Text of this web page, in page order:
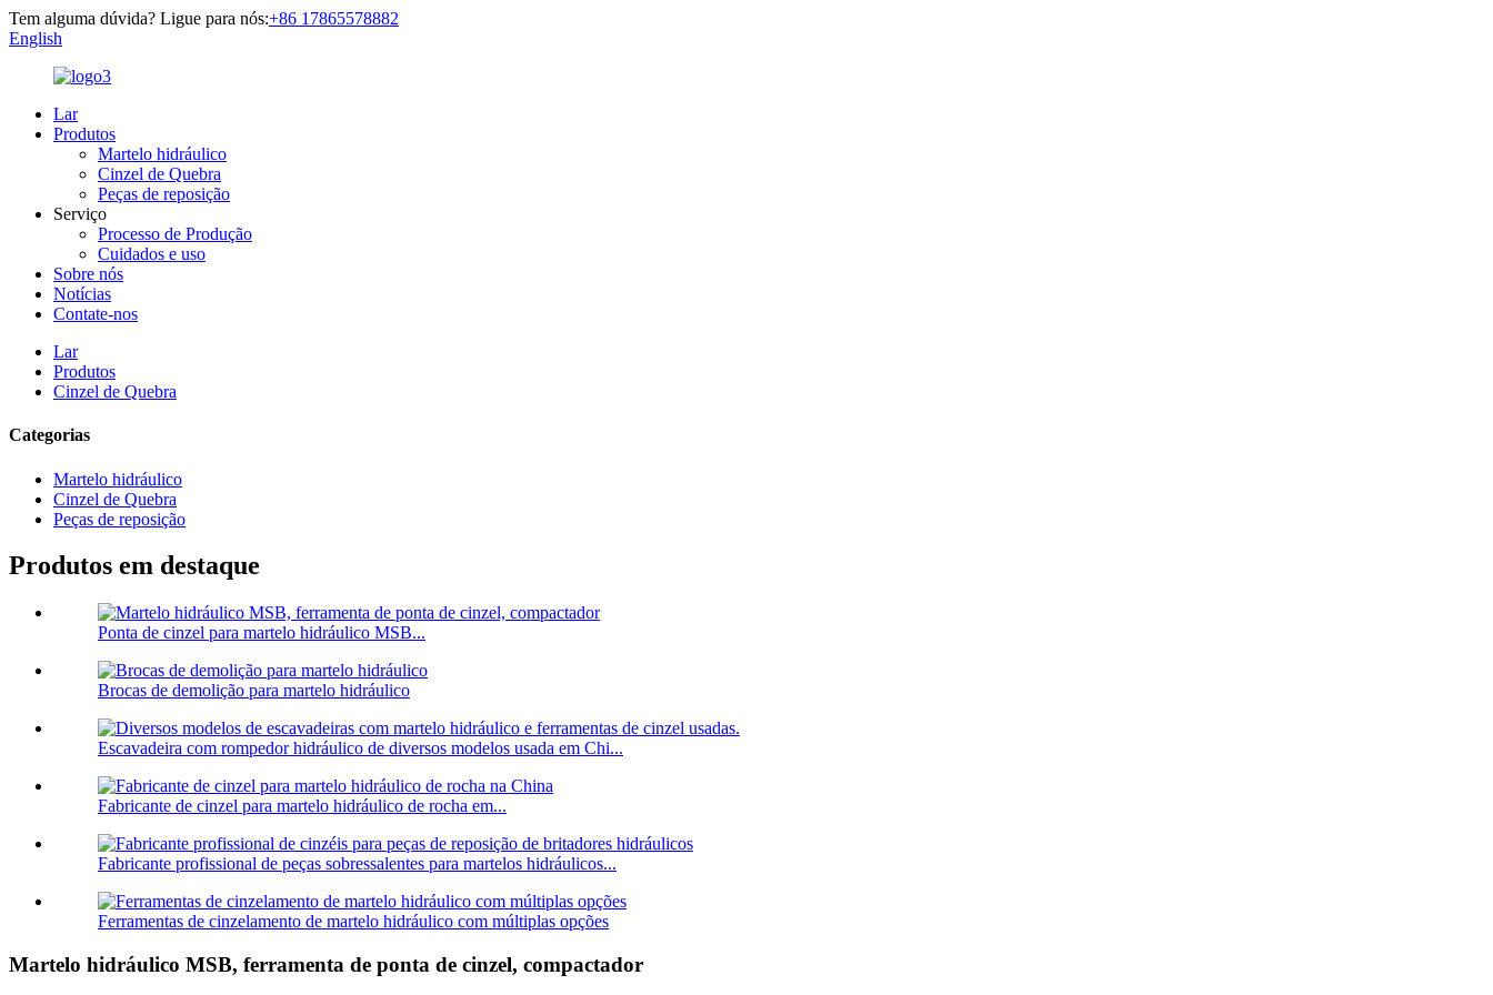
Tem alguma dúvida? Ligue para nós:+86 17865578882
English
Lar
Produtos
Martelo hidráulico
Cinzel de Quebra
Peças de reposição
Serviço
Processo de Produção
Cuidados e uso
Sobre nós
Notícias
Contate-nos
Lar
Produtos
Cinzel de Quebra
Categorias
Martelo hidráulico
Cinzel de Quebra
Peças de reposição
Produtos em destaque
Ponta de cinzel para martelo hidráulico MSB...
Brocas de demolição para martelo hidráulico
Escavadeira com rompedor hidráulico de diversos modelos usada em Chi...
Fabricante de cinzel para martelo hidráulico de rocha em...
Fabricante profissional de peças sobressalentes para martelos hidráulicos...
Ferramentas de cinzelamento de martelo hidráulico com múltiplas opções
Martelo hidráulico MSB, ferramenta de ponta de cinzel, compactador